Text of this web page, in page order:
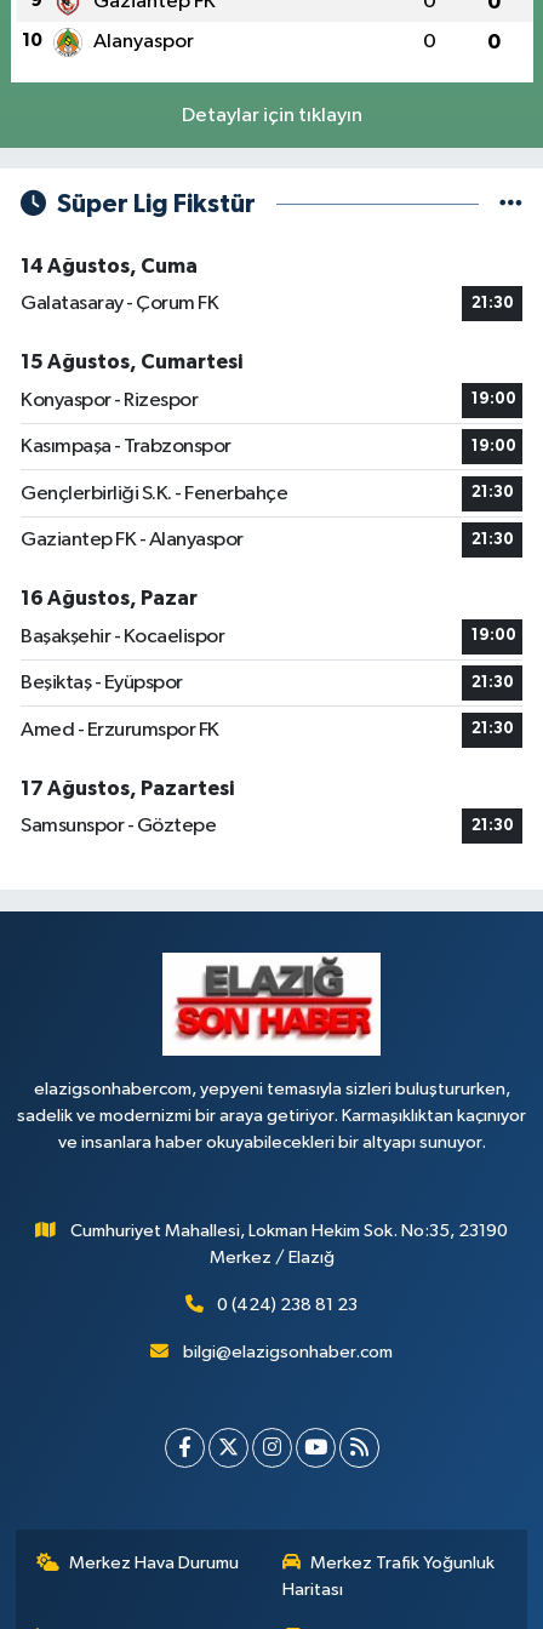
10 Alanyaspor 0 0
Detaylar için tıklayın
Süper Lig Fikstür
14 Ağustos, Cuma
Galatasaray - Çorum FK
21:30
15 Ağustos, Cumartesi
Konyaspor - Rizespor
19:00
Kasımpaşa - Trabzonspor 19:00
Gençlerbirliği S.K. - Fenerbahçe 21:30
Gaziantep FK - Alanyaspor 21:30
16 Ağustos, Pazar
Başakşehir - Kocaelispor
19:00
Beşiktaş - Eyüpspor 21:30
Amed - Erzurumspor FK 21:30
17 Ağustos, Pazartesi
Samsunspor - Göztepe
21:30
elazigsonhabercom, yepyeni temasıyla sizleri buluştururken,
sadelik ve modernizmi bir araya getiriyor. Karmaşıklıktan kaçınıyor
ve insanlara haber okuyabilecekleri bir altyapı sunuyor.
Cumhuriyet Mahallesi, Lokman Hekim Sok. No:35, 23190
Merkez / Elazığ
0 (424) 238 81 23
bilgi@elazigsonhaber.com
Merkez Hava Durumu
Merkez Trafik Yoğunluk
Haritası